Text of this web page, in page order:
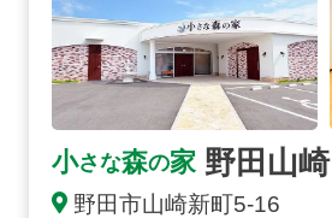
小さな森の家 野田山崎
野田市山崎新町5-16